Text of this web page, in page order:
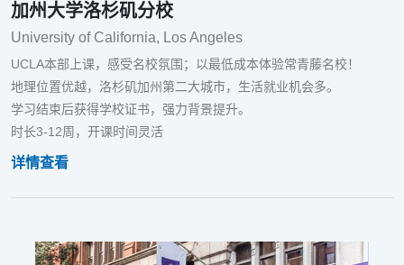
加州大学洛杉矶分校
University of California, Los Angeles
UCLA本部上课，感受名校氛围；以最低成本体验常青藤名校！
地理位置优越，洛杉矶加州第二大城市，生活就业机会多。
学习结束后获得学校证书，强力背景提升。
时长3-12周，开课时间灵活
详情查看